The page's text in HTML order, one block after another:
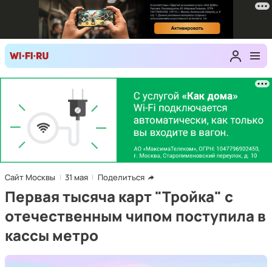
Сайт Москвы 31 мая Поделиться
Первая тысяча карт "Тройка" с
отечественным чипом поступила в
кассы метро